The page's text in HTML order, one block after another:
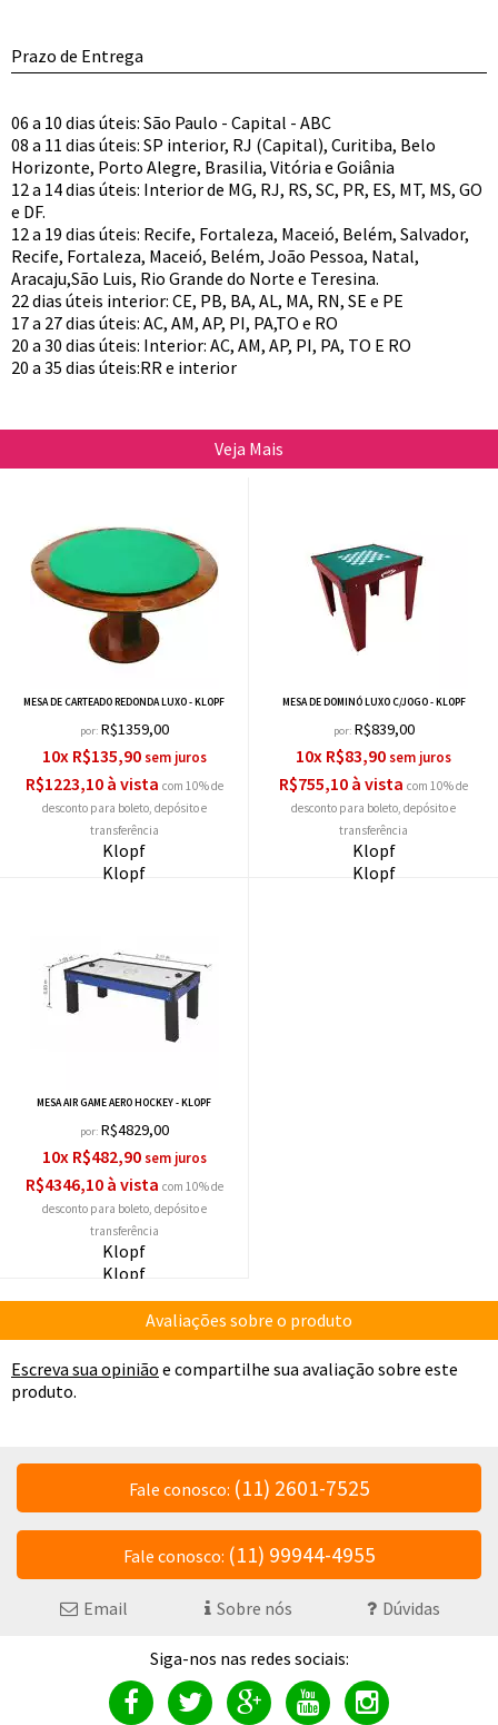
Prazo de Entrega
06 a 10 dias úteis: São Paulo - Capital - ABC
08 a 11 dias úteis: SP interior, RJ (Capital), Curitiba, Belo
Horizonte, Porto Alegre, Brasilia, Vitória e Goiânia
12 a 14 dias úteis: Interior de MG, RJ, RS, SC, PR, ES, MT, MS, GO
e DF.
12 a 19 dias úteis: Recife, Fortaleza, Maceió, Belém, Salvador,
Recife, Fortaleza, Maceió, Belém, João Pessoa, Natal,
Aracaju,São Luis, Rio Grande do Norte e Teresina.
22 dias úteis interior: CE, PB, BA, AL, MA, RN, SE e PE
17 a 27 dias úteis: AC, AM, AP, PI, PA,TO e RO
20 a 30 dias úteis: Interior: AC, AM, AP, PI, PA, TO E RO
20 a 35 dias úteis:RR e interior
Veja Mais
MESA DE CARTEADO REDONDA LUXO - KLOPF
por: R$1359,00
10x R$135,90
R$1223,10 à vista com 10% de
desconto
Klopf
Klopf
MESA DE DOMINÓ LUXO C/JOGO - KLOPF
por: R$839,00
10x R$83,90
R$755,10 à vista com 10% de
desconto
Klopf
Klopf
MESA AIR GAME AERO HOCKEY - KLOPF
por: R$4829,00
10x R$482,90
R$4346,10 à vista com 10% de
desconto
Klopf
Klopf
Avaliações sobre o produto
Escreva sua opinião e compartilhe sua avaliação sobre este
produto.
Fale conosco: (11) 2601-7525
Fale conosco: (11) 99944-4955
Email Sobre nós Dúvidas